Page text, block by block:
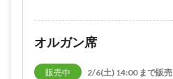
オルガン席
販売中 2/6(土) 14:00 まで販売